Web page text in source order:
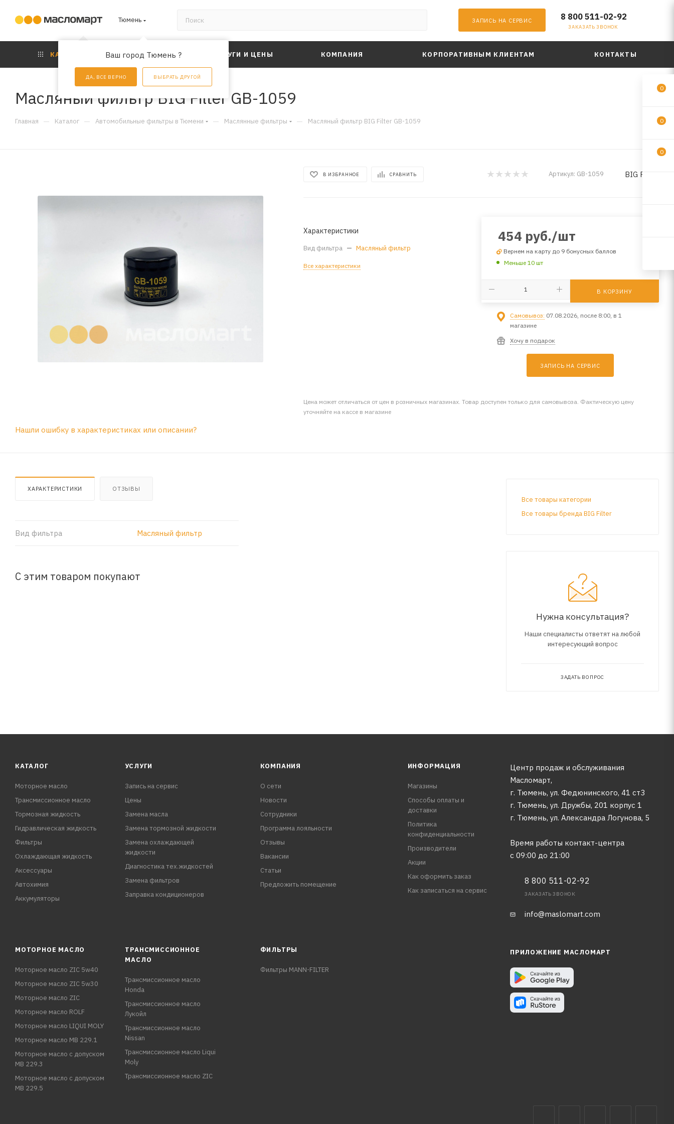
Тюмень
Ваш город Тюмень ?
ДА, ВСЕ ВЕРНО ВЫБРАТЬ ДРУГОЙ
ЗАПИСЬ НА СЕРВИС 8 800 511-02-92
ЗАКАЗАТЬ ЗВОНОК
КАТАЛОГ АКЦИИ УСЛУГИ И ЦЕНЫ КОМПАНИЯ КОРПОРАТИВНЫМ КЛИЕНТАМ КОНТАКТЫ
Масляный фильтр BIG Filter GB-1059
Главная — Каталог — Автомобильные фильтры в Тюмени — Маслянные фильтры — Масляный фильтр BIG Filter GB-1059
В ИЗБРАННОЕ СРАВНИТЬ Артикул: GB-1059 BIG Filter
Характеристики
Вид фильтра — Масляный фильтр
Все характеристики
454 руб./шт
Вернем на карту до 9 бонусных баллов
Меньше 10 шт
В КОРЗИНУ
Самовывоз: 07.08.2026, после 8:00, в 1
магазине
Хочу в подарок
ЗАПИСЬ НА СЕРВИС
Цена может отличаться от цен в розничных магазинах. Товар доступен только для самовывоза. Фактическую цену
уточняйте на кассе в магазине
Нашли ошибку в характеристиках или описании?
ХАРАКТЕРИСТИКИ ОТЗЫВЫ
Вид фильтра Масляный фильтр
С этим товаром покупают
Все товары категории
Все товары бренда BIG Filter
Нужна консультация?
Наши специалисты ответят на любой
интересующий вопрос
ЗАДАТЬ ВОПРОС
КАТАЛОГ
Моторное масло
Трансмиссионное масло
Тормозная жидкость
Гидравлическая жидкость
Фильтры
Охлаждающая жидкость
Аксессуары
Автохимия
Аккумуляторы
УСЛУГИ
Запись на сервис
Цены
Замена масла
Замена тормозной жидкости
Замена охлаждающей
жидкости
Диагностика тех.жидкостей
Замена фильтров
Заправка кондиционеров
КОМПАНИЯ
О сети
Новости
Сотрудники
Программа лояльности
Отзывы
Вакансии
Статьи
Предложить помещение
ИНФОРМАЦИЯ
Магазины
Способы оплаты и
доставки
Политика
конфиденциальности
Производители
Акции
Как оформить заказ
Как записаться на сервис
Центр продаж и обслуживания
Масломарт,
г. Тюмень, ул. Федюнинского, 41 ст3
г. Тюмень, ул. Дружбы, 201 корпус 1
г. Тюмень, ул. Александра Логунова, 5
Время работы контакт-центра
с 09:00 до 21:00
8 800 511-02-92
ЗАКАЗАТЬ ЗВОНОК
info@maslomart.com
МОТОРНОЕ МАСЛО
Моторное масло ZIC 5w40
Моторное масло ZIC 5w30
Моторное масло ZIC
Моторное масло ROLF
Моторное масло LIQUI MOLY
Моторное масло MB 229.1
Моторное масло с допуском
MB 229.3
Моторное масло с допуском
MB 229.5
ТРАНСМИССИОННОЕ
МАСЛО
Трансмиссионное масло
Honda
Трансмиссионное масло
Лукойл
Трансмиссионное масло
Nissan
Трансмиссионное масло Liqui
Moly
Трансмиссионное масло ZIC
ФИЛЬТРЫ
Фильтры MANN-FILTER
ПРИЛОЖЕНИЕ МАСЛОМАРТ
0
0
0